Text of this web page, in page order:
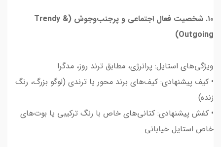
۱۰. شخصیت فعال اجتماعی و پرجنب‌وجوش (Trendy &
Outgoing)
ویژگی‌های استایل: پرانرژی، مطابق ترند روز، مدگرا
• کیف پیشنهادی: کیف‌های برند محور یا ترندی (لوگو بزرگ، رنگ
زنده)
• کفش پیشنهادی: کتانی‌های خاص با رنگ ترکیبی یا بوت‌های
خاص استایل خیابانی